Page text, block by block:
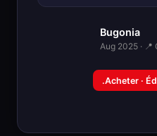
Bugonia